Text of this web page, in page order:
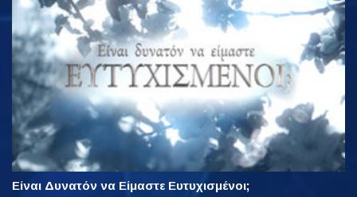
Είναι Δυνατόν να Είμαστε Ευτυχισμένοι;